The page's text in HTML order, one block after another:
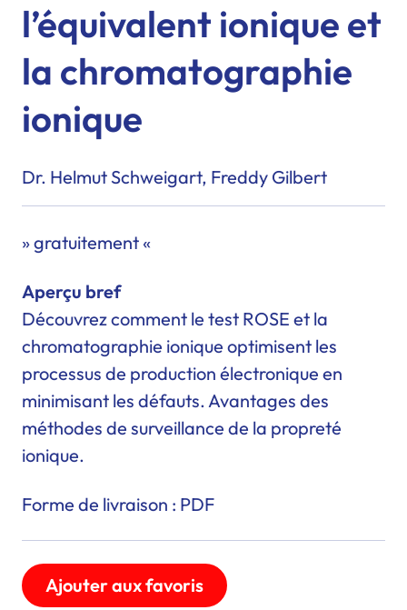
l’équivalent ionique et
la chromatographie
ionique
Dr. Helmut Schweigart, Freddy Gilbert
» gratuitement «
Aperçu bref
Découvrez comment le test ROSE et la
chromatographie ionique optimisent les
processus de production électronique en
minimisant les défauts. Avantages des
méthodes de surveillance de la propreté
ionique.
Forme de livraison : PDF
Ajouter aux favoris